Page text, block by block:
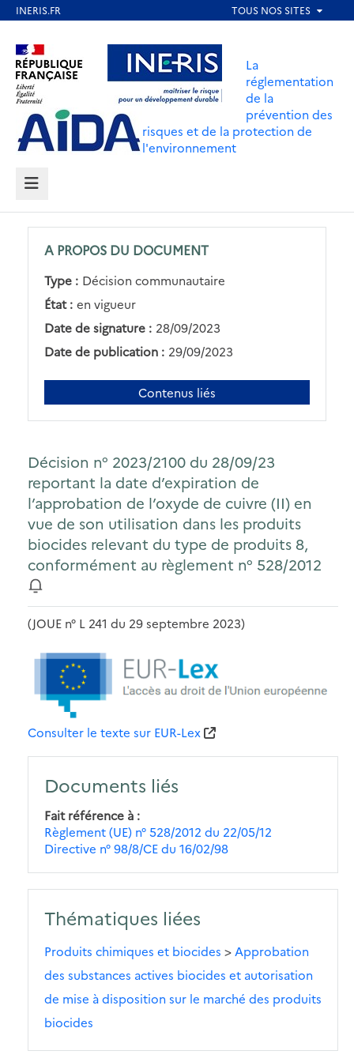
contenu
principal
Aller au contenu Aller au menu
Aller au pied de page
La
réglementation
de la
prévention des
risques et de la protection de
l'environnement
MENU
A PROPOS DU DOCUMENT
Type : Décision communautaire
État : en vigueur
Date de signature : 28/09/2023
Date de publication : 29/09/2023
Contenus liés
Décision n° 2023/2100 du 28/09/23
reportant la date d’expiration de
l’approbation de l’oxyde de cuivre (II) en
vue de son utilisation dans les produits
biocides relevant du type de produits 8,
conformément au règlement n° 528/2012
(JOUE n° L 241 du 29 septembre 2023)
Consulter le texte sur EUR-Lex
Documents liés
Fait référence à
Règlement (UE) n° 528/2012 du 22/05/12
Directive n° 98/8/CE du 16/02/98
Thématiques liées
Produits chimiques et biocides > Approbation
des substances actives biocides et autorisation
de mise à disposition sur le marché des produits
biocides